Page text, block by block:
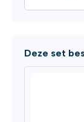
Deze set